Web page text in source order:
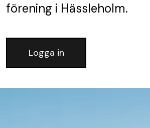
förening i Hässleholm.
Logga in